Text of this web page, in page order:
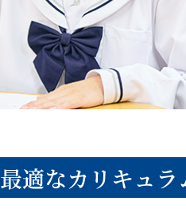
最適なカリキュラ